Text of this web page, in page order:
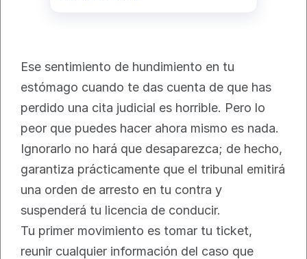
Ese sentimiento de hundimiento en tu
estómago cuando te das cuenta de que has
perdido una cita judicial es horrible. Pero lo
peor que puedes hacer ahora mismo es nada.
Ignorarlo no hará que desaparezca; de hecho,
garantiza prácticamente que el tribunal emitirá
una orden de arresto en tu contra y
suspenderá tu licencia de conducir.
Tu primer movimiento es tomar tu ticket,
reunir cualquier información del caso que